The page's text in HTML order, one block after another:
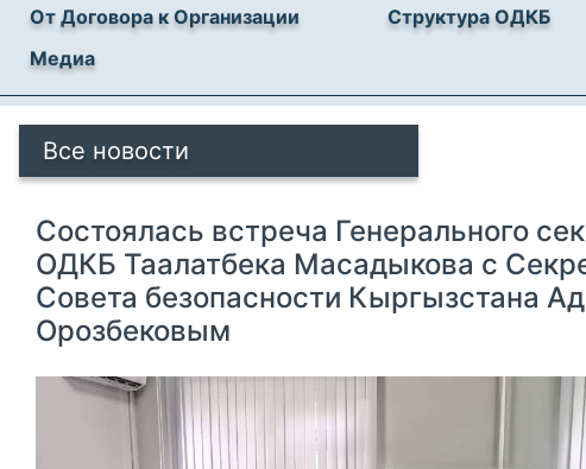
От Договора к Организации Структура ОДКБ
Медиа
Все новости
Состоялась встреча Генерального
ОДКБ Таалатбека Масадыкова с
Совета безопасности Кыргызстана
Орозбековым